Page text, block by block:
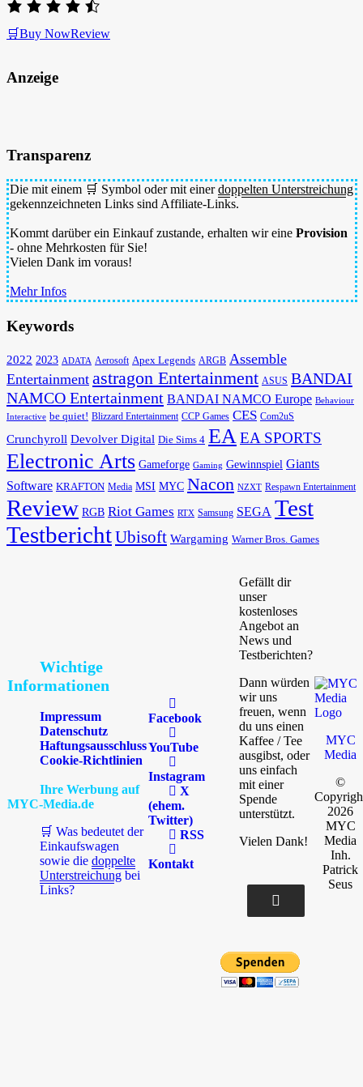
🛒Buy NowReview
Anzeige
Transparenz
Die mit einem 🛒 Symbol oder mit einerdoppelten Unterstreichung
gekennzeichneten Links sind Affiliate-Links.
Kommt darüber ein Einkauf zustande, erhalten wir eine Provision
- ohne Mehrkosten für Sie!
Vielen Dank im voraus!
Mehr Infos
Keywords
2022 2023 ADATA Aerosoft Apex Legends ARGB Assemble
Entertainment astragon Entertainment ASUS BANDAI
NAMCO Entertainment BANDAI NAMCO Europe Behaviour
Interactive be quiet! Blizzard Entertainment CCP Games CES Com2uS
Crunchyroll Devolver Digital Die Sims 4 EA EA SPORTS
Electronic Arts Gameforge Gaming Gewinnspiel Giants
Software KRAFTON Media MSI MYC Nacon NZXT Respawn Entertainment
Review RGB Riot Games RTX Samsung SEGA Test
TestberichtUbisoft Wargaming Warner Bros. Games
Wichtige
Informationen
Impressum
Datenschutz
Haftungsausschluss
Cookie-Richtlinien
Ihre Werbung auf
MYC-Media.de
🛒 Was bedeutet der
Einkaufswagen
sowie die doppelte
Unterstreichung bei
Links?
Facebook
YouTube
Instagram
X
(ehem.
Twitter)
RSS
Kontakt
Gefällt dir
unser
kostenloses
Angebot an
News und
Testberichten?
Dann würden
wir uns
freuen, wenn
du uns einen
Kaffee / Tee
ausgibst, oder
uns einfach
mit einer
Spende
unterstützt.
Vielen Dank!
MYC
Media
©
2026
MYC
Media
Inh.
Patrick
Seus